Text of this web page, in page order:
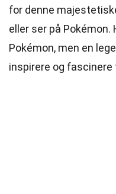
for denne
eller ser på Pokémon.
Pokémon, men en
inspirere og fascinere